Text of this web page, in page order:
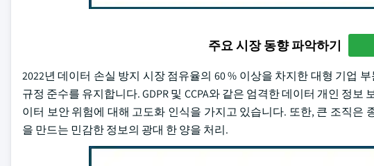
주요 시장 동향 파악하기
2022년 데이터 손실 방지 시장 점유율의 60 % 이상을 차지한 대형 기업
규정 준수를 유지합니다. GDPR 및 CCPA와 같은 엄격한 데이터 개인 정
이터 보안 위험에 대해 고도화 인식을 가지고 있습니다. 또한, 큰 조직은
을 만드는 민감한 정보의 광대 한 양을 처리.